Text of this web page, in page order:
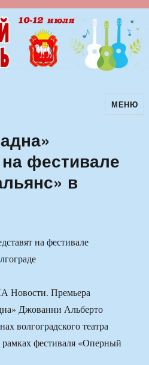
авторскойМЕНЮ
фестивале
в
Премьера
Джованни Альберто
волгоградского театра
фестиваля «Оперный